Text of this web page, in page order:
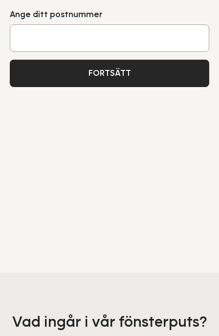
Ange ditt postnummer
FORTSÄTT
Vad ingår i vår fönsterputs?